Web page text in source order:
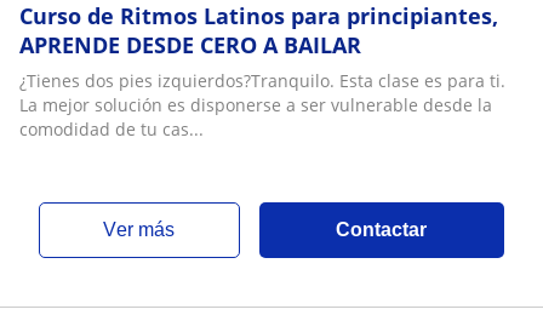
Curso de Ritmos Latinos para principiantes,
APRENDE DESDE CERO A BAILAR
¿Tienes dos pies izquierdos?Tranquilo. Esta clase es para ti.
La mejor solución es disponerse a ser vulnerable desde la
comodidad de tu cas...
ver más Contactar